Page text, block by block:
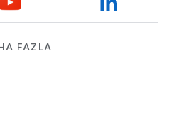
FAZLA